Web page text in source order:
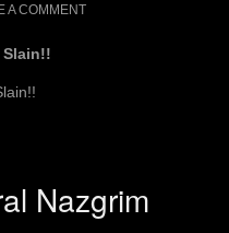
A COMMENT
Slain!!
Nazgrim